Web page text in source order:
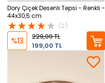
Dory Çiçek Desenli Tepsi - Renkli -
44x30,5 cm
(2)
%13
229,00 TL
199,00 TL